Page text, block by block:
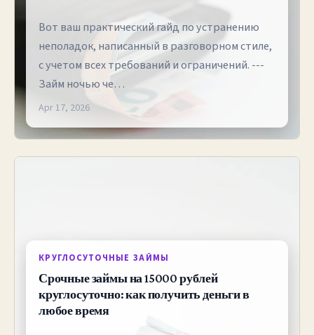
Вот ваш практический гайд по устранению
неполадок, написанный в разговорном стиле,
с учетом всех требований и ограничений. ---
Займ ночью че…
Apr 17, 2026
КРУГЛОСУТОЧНЫЕ ЗАЙМЫ
Срочные займы на 15000 рублей
круглосуточно: как получить деньги в
любое время